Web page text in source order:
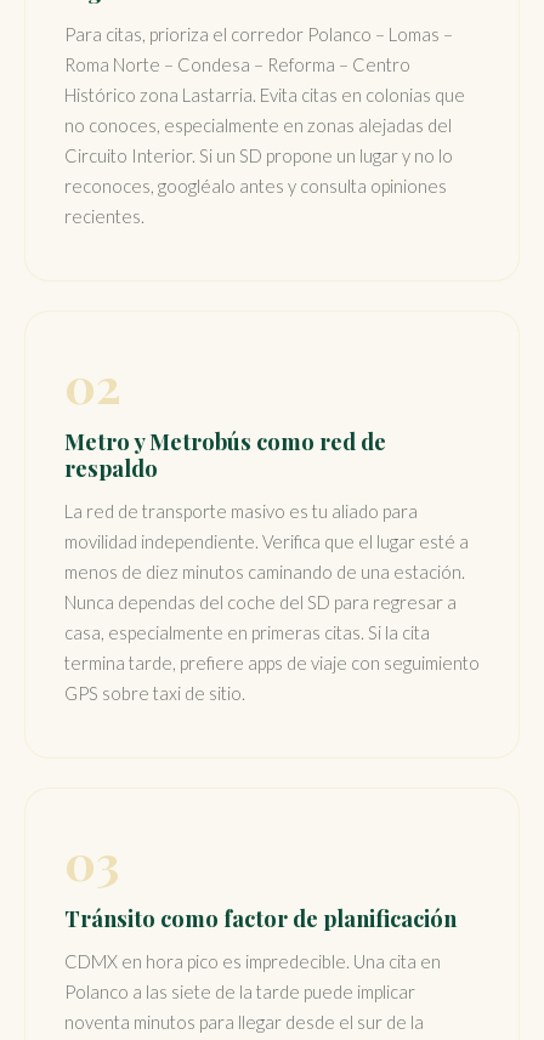
Para citas, prioriza el corredor Polanco – Lomas –
Roma Norte – Condesa – Reforma – Centro
Histórico zona Lastarria. Evita citas en colonias que
no conoces, especialmente en zonas alejadas del
Circuito Interior. Si un SD propone un lugar y no lo
reconoces, googléalo antes y consulta opiniones
recientes.
02
Metro y Metrobús como red de
respaldo
La red de transporte masivo es tu aliado para
movilidad independiente. Verifica que el lugar esté a
menos de diez minutos caminando de una estación.
Nunca dependas del coche del SD para regresar a
casa, especialmente en primeras citas. Si la cita
termina tarde, prefiere apps de viaje con seguimiento
GPS sobre taxi de sitio.
03
Tránsito como factor de planificación
CDMX en hora pico es impredecible. Una cita en
Polanco a las siete de la tarde puede implicar
noventa minutos para llegar desde el sur de la